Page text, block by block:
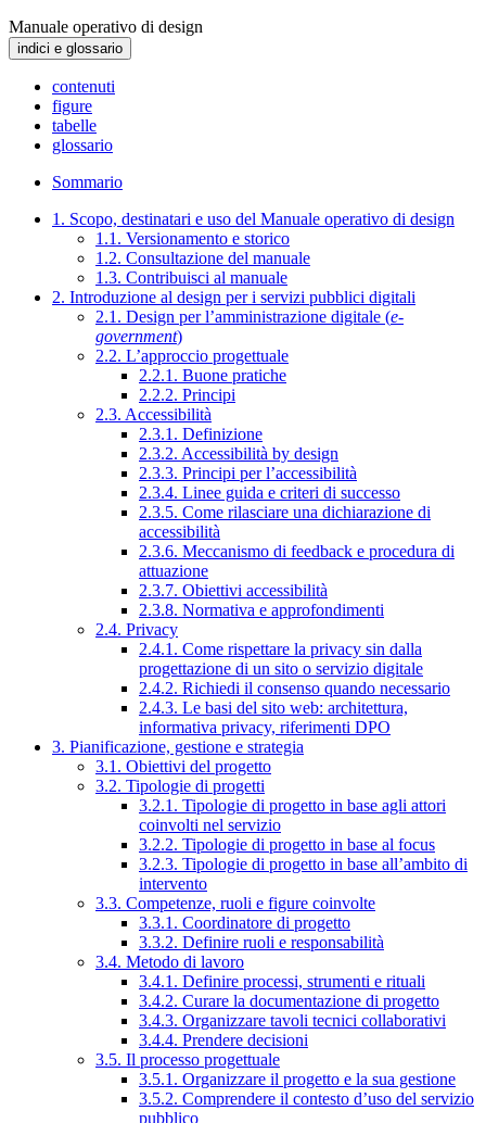
Manuale operativo di design
indici e glossario
contenuti
figure
tabelle
glossario
Sommario
1. Scopo, destinatari e uso del Manuale operativo di design
1.1. Versionamento e storico
1.2. Consultazione del manuale
1.3. Contribuisci al manuale
2. Introduzione al design per i servizi pubblici digitali
2.1. Design per l’amministrazione digitale (e-
government)
2.2. L’approccio progettuale
2.2.1. Buone pratiche
2.2.2. Principi
2.3. Accessibilità
2.3.1. Definizione
2.3.2. Accessibilità by design
2.3.3. Principi per l’accessibilità
2.3.4. Linee guida e criteri di successo
2.3.5. Come rilasciare una dichiarazione di
accessibilità
2.3.6. Meccanismo di feedback e procedura di
attuazione
2.3.7. Obiettivi accessibilità
2.3.8. Normativa e approfondimenti
2.4. Privacy
2.4.1. Come rispettare la privacy sin dalla
progettazione di un sito o servizio digitale
2.4.2. Richiedi il consenso quando necessario
2.4.3. Le basi del sito web: architettura,
informativa privacy, riferimenti DPO
3. Pianificazione, gestione e strategia
3.1. Obiettivi del progetto
3.2. Tipologie di progetti
3.2.1. Tipologie di progetto in base agli attori
coinvolti nel servizio
3.2.2. Tipologie di progetto in base al focus
3.2.3. Tipologie di progetto in base all’ambito di
intervento
3.3. Competenze, ruoli e figure coinvolte
3.3.1. Coordinatore di progetto
3.3.2. Definire ruoli e responsabilità
3.4. Metodo di lavoro
3.4.1. Definire processi, strumenti e rituali
3.4.2. Curare la documentazione di progetto
3.4.3. Organizzare tavoli tecnici collaborativi
3.4.4. Prendere decisioni
3.5. Il processo progettuale
3.5.1. Organizzare il progetto e la sua gestione
3.5.2. Comprendere il contesto d’uso del servizio
pubblico